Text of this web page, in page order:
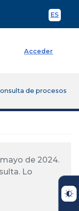
ES
Acceder
de procesos
de 2024.
Lo